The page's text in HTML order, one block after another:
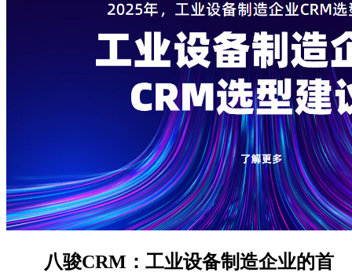
八骏CRM：工业设备制造企业的首